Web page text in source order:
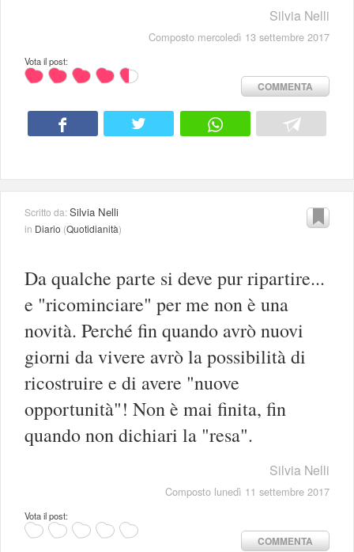
Silvia Nelli
Composto mercoledì 13 settembre 2017
Vota il post:
COMMENTA
Scritto da:Silvia Nelli
in Diario (Quotidianità)
Da qualche parte si deve pur ripartire...
e "ricominciare" per me non è una
novità. Perché fin quando avrò nuovi
giorni da vivere avrò la possibilità di
ricostruire e di avere "nuove
opportunità"! Non è mai finita, fin
quando non dichiari la "resa".
Silvia Nelli
Composto lunedì 11 settembre 2017
Vota il post:
COMMENTA